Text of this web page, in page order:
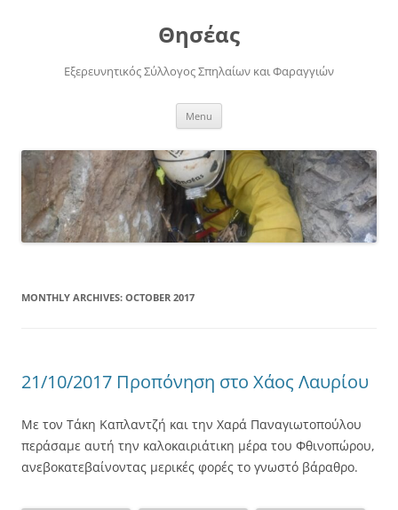
Θησέας
Εξερευνητικός Σύλλογος Σπηλαίων και Φαραγγιών
Menu
MONTHLY ARCHIVES: OCTOBER 2017
21/10/2017 Προπόνηση στο Χάος Λαυρίου
Με τον Τάκη Καπλαντζή και την Χαρά Παναγιωτοπούλου
περάσαμε αυτή την καλοκαιριάτικη μέρα του Φθινοπώρου,
ανεβοκατεβαίνοντας μερικές φορές το γνωστό βάραθρο.